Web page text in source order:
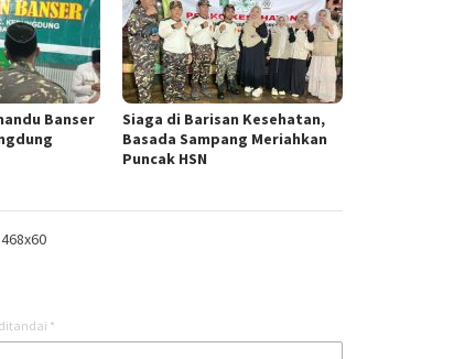
Banser
Siaga di Barisan Kesehatan,
Basada Sampang Meriahkan
Puncak HSN
*